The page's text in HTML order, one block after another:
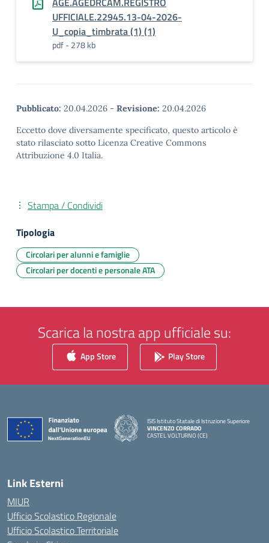
UFFICIALE.22945.13-04-2026-
U_copia_timbrata (1) (1)
pdf - 278 kb
Pubblicato: 20.04.2026 - Revisione: 20.04.2026
Eccetto dove diversamente specificato, questo articolo è
stato rilasciato sotto Licenza Creative Commons
Attribuzione 4.0 Italia.
Stampa / Condividi
Tipologia
Circolari per alunni e famiglie
Circolari per docenti e personale ATA
Scarica la nostra app ufficiale su:
App Store Play Store
ISIS Istituto Statale di Istruzione Superiore
VINCENZO CORRADO
CASTEL VOLTURNO (CE)
Link Esterni
MIUR
Ufficio Scolastico Regionale
Ufficio Scolastico Territoriale